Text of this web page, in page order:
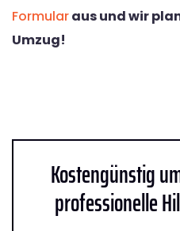
Formularaus und wir
Umzug!
Kostengünstig
professionelle